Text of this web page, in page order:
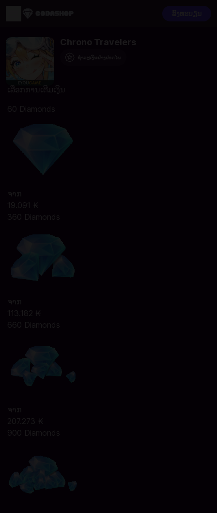
Chrono Travelers
ເລືອກການເຕີມເງິນ
60 Diamonds
ຈາກ
19.091 ₭
360 Diamonds
ຈາກ
113.182 ₭
660 Diamonds
ຈາກ
207.273 ₭
900 Diamonds